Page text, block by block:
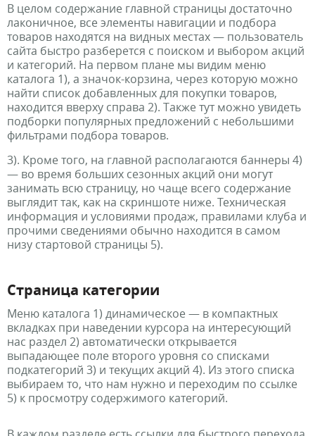
В целом содержание главной страницы достаточно
лаконичное, все элементы навигации и подбора
товаров находятся на видных местах — пользователь
сайта быстро разберется с поиском и выбором акций
и категорий. На первом плане мы видим меню
каталога 1), а значок-корзина, через которую можно
найти список добавленных для покупки товаров,
находится вверху справа 2). Также тут можно увидеть
подборки популярных предложений с небольшими
фильтрами подбора товаров.
3). Кроме того, на главной располагаются баннеры 4)
— во время больших сезонных акций они могут
занимать всю страницу, но чаще всего содержание
выглядит так, как на скриншоте ниже. Техническая
информация и условиями продаж, правилами клуба и
прочими сведениями обычно находится в самом
низу стартовой страницы 5).
Страница категории
Меню каталога 1) динамическое — в компактных
вкладках при наведении курсора на интересующий
нас раздел 2) автоматически открывается
выпадающее поле второго уровня со списками
подкатегорий 3) и текущих акций 4). Из этого списка
выбираем то, что нам нужно и переходим по ссылке
5) к просмотру содержимого категорий.